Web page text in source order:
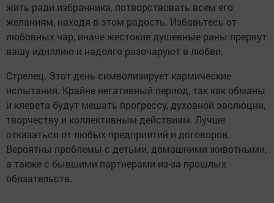
жить ради избранника, потворствовать всем его
желаниям, находя в этом радость. Избавьтесь от
любовных чар, иначе жестокие душевные раны прервут
вашу идиллию и надолго разочаруют в любви.
Стрелец. Этот день символизирует кармические
испытания. Крайне негативный период, так как обманы
и клевета будут мешать прогрессу, духовной эволюции,
творчеству и коллективным действиям. Лучше
отказаться от любых предприятий и договоров.
Вероятны проблемы с детьми, домашними животными,
а также с бывшими партнерами из-за прошлых
обязательств.